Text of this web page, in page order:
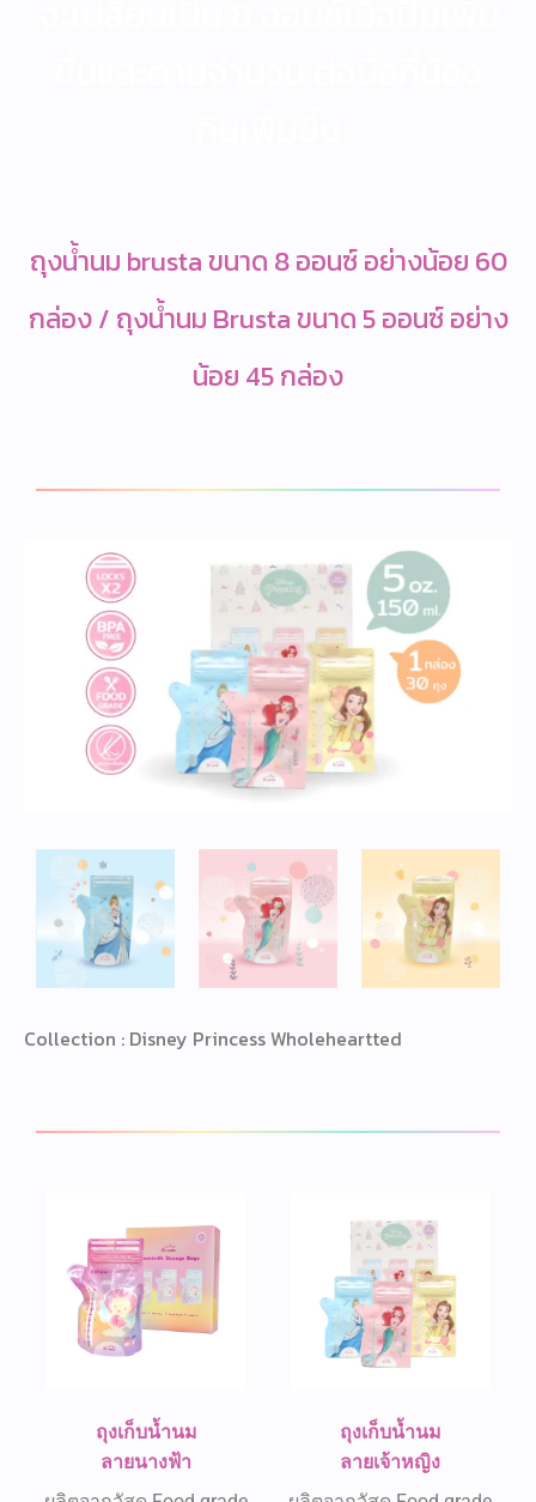
ถุงน้ำนม brusta ขนาด 8 ออนซ์ อย่างน้อย 60
กล่อง / ถุงน้ำนม Brusta ขนาด 5 ออนซ์ อย่าง
น้อย 45 กล่อง
Collection : Disney Princess Wholeheartted
ถุงเก็บน้ำนม
ลายนางฟ้า
ถุงเก็บน้ำนม
ลายเจ้าหญิง